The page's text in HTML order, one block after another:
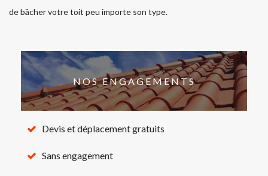
de bâcher votre toit peu importe son type.
NOS ENGAGEMENTS
Devis et déplacement gratuits
Sans engagement